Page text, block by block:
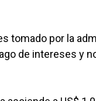
tomado por la
de intereses y